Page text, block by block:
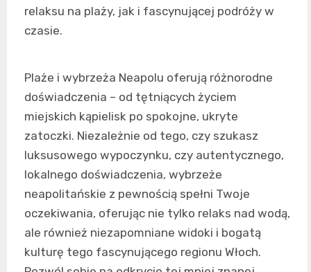
relaksu na plaży, jak i fascynującej podróży w
czasie.
Plaże i wybrzeża Neapolu oferują różnorodne
doświadczenia – od tętniących życiem
miejskich kąpielisk po spokojne, ukryte
zatoczki. Niezależnie od tego, czy szukasz
luksusowego wypoczynku, czy autentycznego,
lokalnego doświadczenia, wybrzeże
neapolitańskie z pewnością spełni Twoje
oczekiwania, oferując nie tylko relaks nad wodą,
ale również niezapomniane widoki i bogatą
kulturę tego fascynującego regionu Włoch.